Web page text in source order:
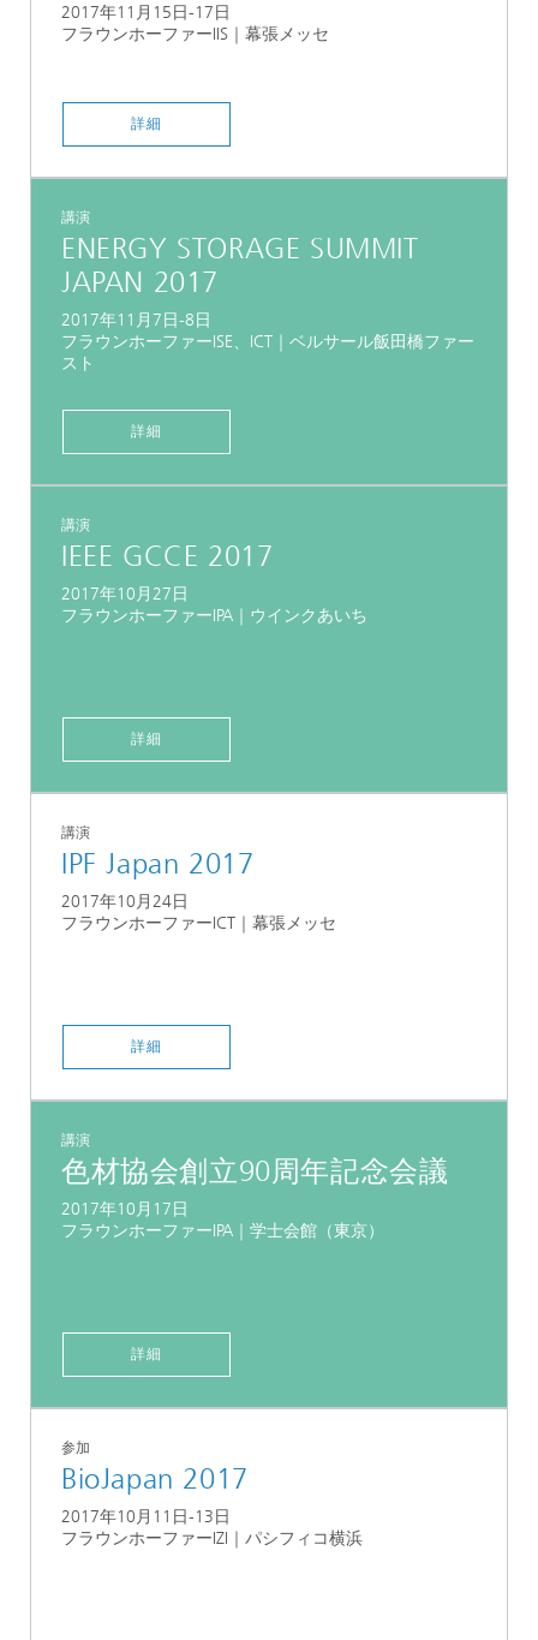
2017年11月15日-17日
フラウンホーファーIIS｜幕張メッセ
詳細
講演
ENERGY STORAGE SUMMIT
JAPAN 2017
2017年11月7日-8日
フラウンホーファーISE、ICT｜ベルサール飯田橋ファー
スト
詳細
講演
IEEE GCCE 2017
2017年10月27日
フラウンホーファーIPA｜ウインクあいち
詳細
講演
IPF Japan 2017
2017年10月24日
フラウンホーファーICT｜幕張メッセ
詳細
講演
色材協会創立90周年記念会議
2017年10月17日
フラウンホーファーIPA｜学士会館（東京）
詳細
参加
BioJapan 2017
2017年10月11日‐13日
フラウンホーファーIZI｜パシフィコ横浜